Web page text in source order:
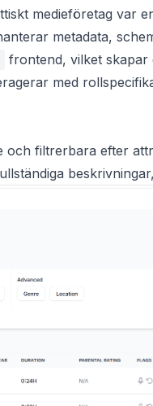
medieföretag var
metadata,
frontend, vilket skapar
med
filtrerbara efter